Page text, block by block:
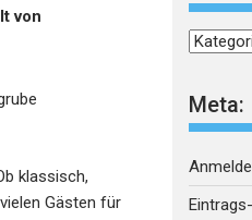
von
klassisch,
Gästen für
Meta: